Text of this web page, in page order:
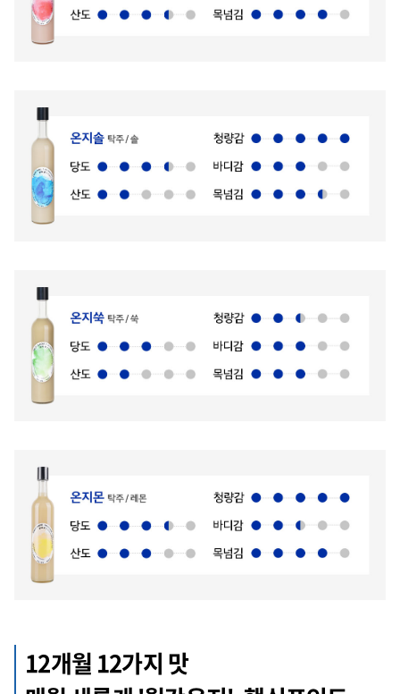
12개월 12가지 맛